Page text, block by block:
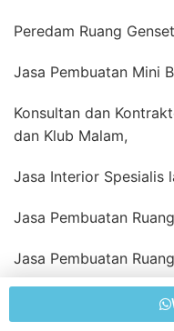
Peredam Ruang
Jasa Pembuatan Mini
Konsultan dan
dan Klub Malam,
Jasa Interior Spesialis
Jasa Pembuatan
Jasa Pembuatan
Ahli desain akustik